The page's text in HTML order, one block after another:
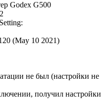
Godex G500
(May 10 2021)
не был (настройки не
получил настройки